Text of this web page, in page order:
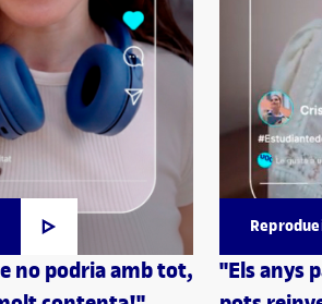
no podria amb tot,
"Els anys